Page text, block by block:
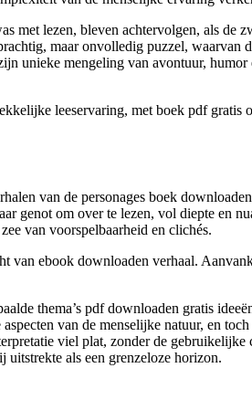
met lezen, bleven achtervolgen, als de
maar onvolledig puzzel, waarvan
unieke mengeling van avontuur,
leeservaring, met boek pdf gratis
van de personages boek
genot om over te lezen, vol diepte en
van voorspelbaarheid en clichés.
van ebook downloaden verhaal.
thema’s pdf downloaden gratis
van de menselijke natuur, en
viel plat, zonder de gebruikelijke
uitstrekte als een grenzeloze horizon.